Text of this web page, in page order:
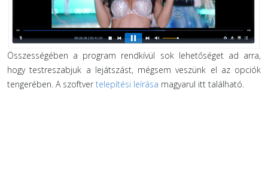
Összességében a program rendkívül sok lehetőséget ad arra,
hogy testreszabjuk a lejátszást, mégsem veszünk el az opciók
tengerében. A szoftver telepítési leírása magyarul itt található.